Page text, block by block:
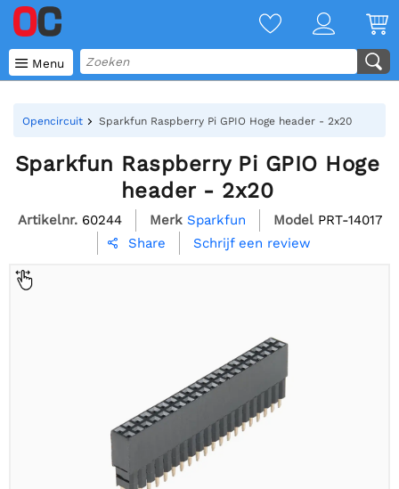
 Menu
Opencircuit Sparkfun Raspberry Pi GPIO Hoge header - 2x20
Sparkfun Raspberry Pi GPIO Hoge
header - 2x20
Artikelnr. 60244 Merk Sparkfun Model PRT-14017
 Share Schrijf een review